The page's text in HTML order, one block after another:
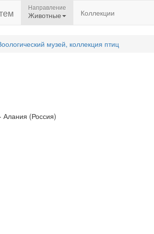
Направление
Животные Коллекции
музей, коллекция птиц
Алания (Россия)